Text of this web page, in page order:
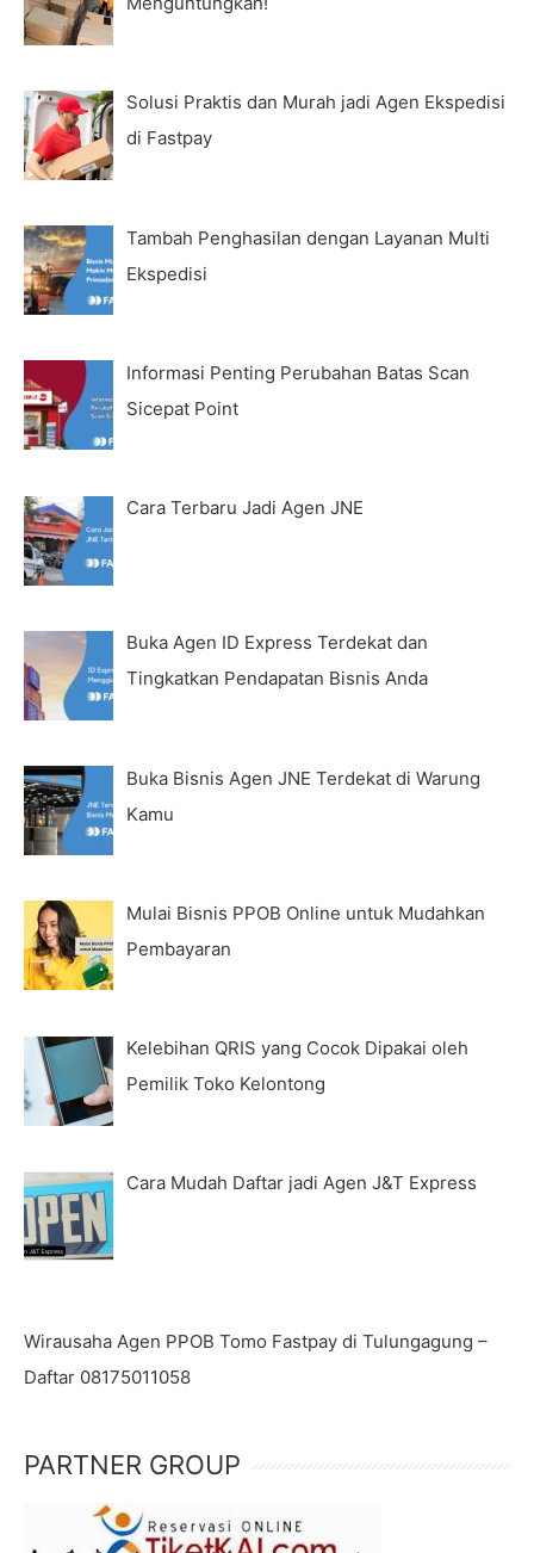
Solusi Praktis dan Murah jadi Agen Ekspedisi
di Fastpay
Tambah Penghasilan dengan Layanan Multi
Ekspedisi
Informasi Penting Perubahan Batas Scan
Sicepat Point
Cara Terbaru Jadi Agen JNE
Buka Agen ID Express Terdekat dan
Tingkatkan Pendapatan Bisnis Anda
Buka Bisnis Agen JNE Terdekat di Warung
Kamu
Mulai Bisnis PPOB Online untuk Mudahkan
Pembayaran
Kelebihan QRIS yang Cocok Dipakai oleh
Pemilik Toko Kelontong
Cara Mudah Daftar jadi Agen J&T Express
Wirausaha Agen PPOB Tomo Fastpay di Tulungagung –
Daftar 08175011058
PARTNER GROUP